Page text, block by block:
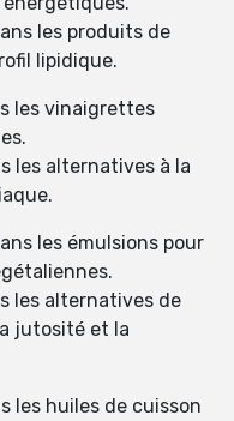
les produits de
lipidique.
les vinaigrettes
les alternatives à la
les émulsions pour
les alternatives de
jutosité et la
les huiles de cuisson